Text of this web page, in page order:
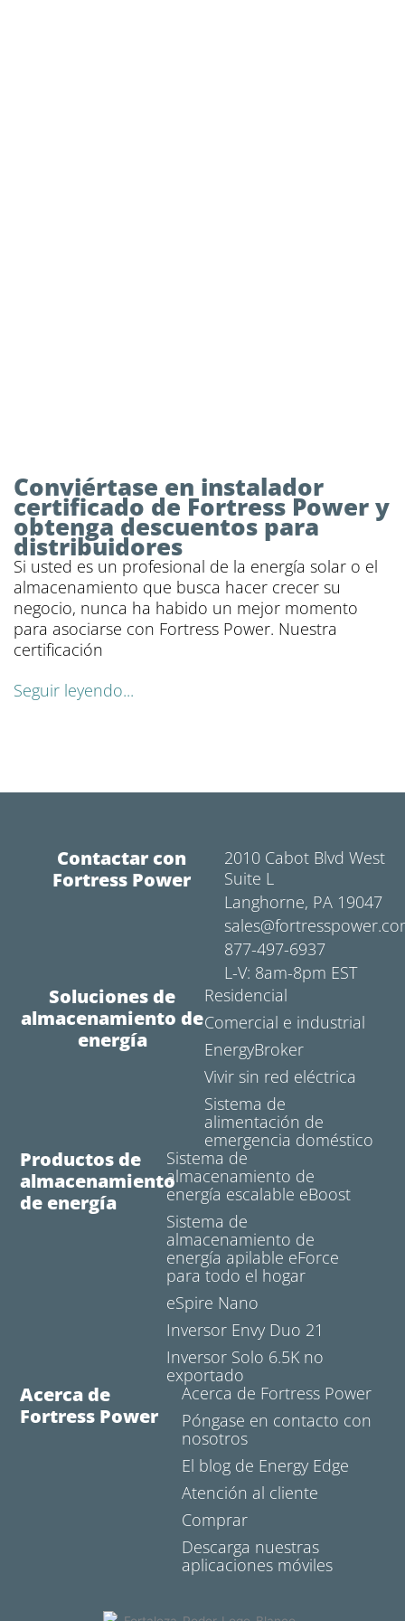
Conviértase en instalador
certificado de Fortress Power y
obtenga descuentos para
distribuidores
Si usted es un profesional de la energía solar o el
almacenamiento que busca hacer crecer su
negocio, nunca ha habido un mejor momento
para asociarse con Fortress Power. Nuestra
certificación
Seguir leyendo...
Contactar con
Fortress Power
2010 Cabot Blvd West
Suite L
Langhorne, PA 19047
877-497-6937
L-V: 8am-8pm EST
Soluciones de
almacenamiento de
energía
Residencial
Comercial e industrial
EnergyBroker
Vivir sin red eléctrica
Sistema de
alimentación de
emergencia doméstico
Productos de
almacenamiento
de energía
Sistema de
almacenamiento de
energía escalable eBoost
Sistema de
almacenamiento de
energía apilable eForce
para todo el hogar
eSpire Nano
Inversor Envy Duo 21
Inversor Solo 6.5K no
exportado
Acerca de
Fortress Power
Acerca de Fortress Power
Póngase en contacto con
nosotros
El blog de Energy Edge
Atención al cliente
Comprar
Descarga nuestras
aplicaciones móviles